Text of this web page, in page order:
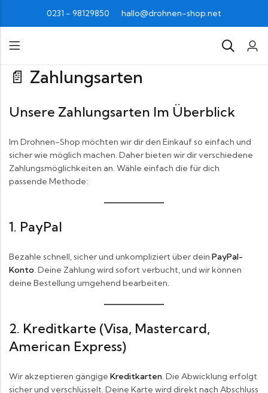
0231 - 98129850 hallo@drohnen-shop.net
📄 Zahlungsarten
Unsere Zahlungsarten Im Überblick
Im Drohnen-Shop möchten wir dir den Einkauf so einfach und
sicher wie möglich machen. Daher bieten wir dir verschiedene
Zahlungsmöglichkeiten an. Wähle einfach die für dich
passende Methode:
1. PayPal
Bezahle schnell, sicher und unkompliziert über dein PayPal-
Konto. Deine Zahlung wird sofort verbucht, und wir können
deine Bestellung umgehend bearbeiten.
2. Kreditkarte (Visa, Mastercard,
American Express)
Wir akzeptieren gängige Kreditkarten. Die Abwicklung erfolgt
sicher und verschlüsselt. Deine Karte wird direkt nach Abschluss